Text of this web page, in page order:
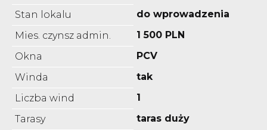
Stan lokalu
do wprowadzenia
Mies. czynsz admin.
1 500 PLN
Okna
PCV
Winda
tak
Liczba wind
1
Tarasy
taras duży